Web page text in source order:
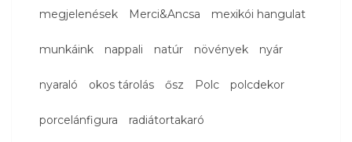
megjelenések Merci&Ancsa mexikói hangulat
munkáink nappali natúr növények nyár
nyaraló okos tárolás ősz Polc polcdekor
porcelánfigura radiátortakaró